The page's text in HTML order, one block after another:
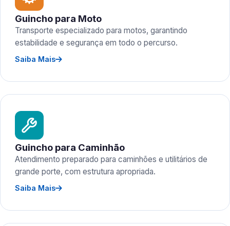
Guincho para Moto
Transporte especializado para motos, garantindo
estabilidade e segurança em todo o percurso.
Saiba Mais
Guincho para Caminhão
Atendimento preparado para caminhões e utilitários de
grande porte, com estrutura apropriada.
Saiba Mais